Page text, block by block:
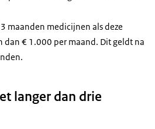
maanden medicijnen als deze
dan € 1.000 per maand. Dit geldt na
langer dan drie